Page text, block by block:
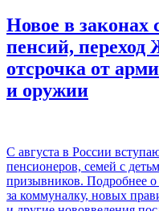
Новое в законах
пенсий,
отсрочка от
и оружии
С августа в России
пенсионеров, семей с
призывников. Подробнее о
за коммуналку, новых